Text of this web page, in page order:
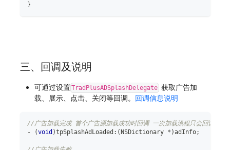
}
三、回调及说明
可通过设置TradPlusADSplashDelegate 获取广告加
载、展示、点击、关闭等回调。 回调信息说明
//广告加载完成 首个广告源加载成功时回调 一次加载流程只会回调一次
-
(void )tpSplashAdLoaded : ( NSDictionary * )adInfo;